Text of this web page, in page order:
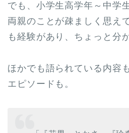
でも、小学生高学年～中学
両親のことが疎ましく思え
も経験があり、ちょっと分
ほかでも語られている内容
エピソードも。